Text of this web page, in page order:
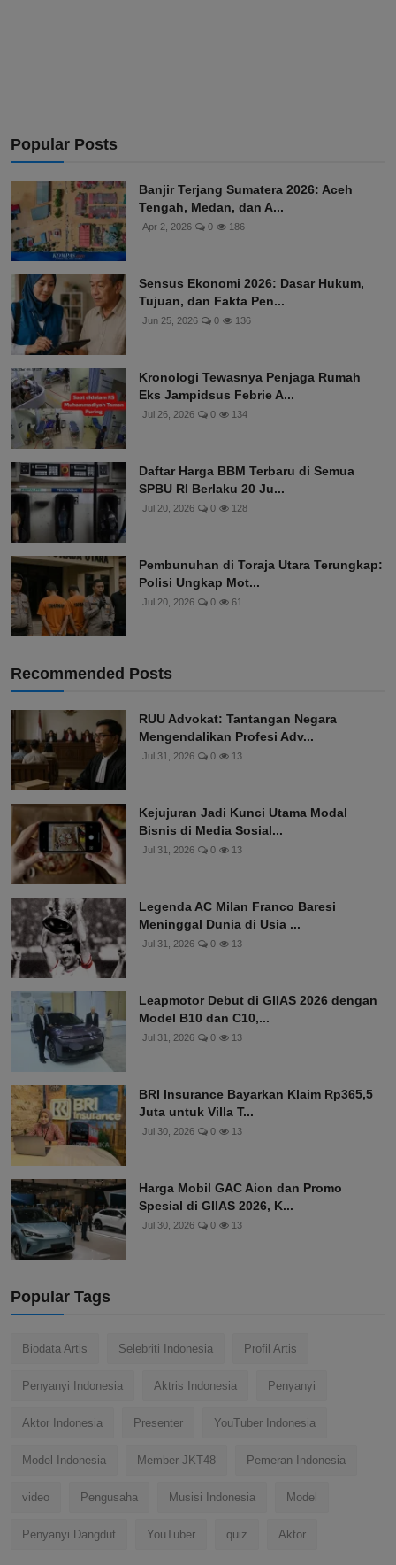
Popular Posts
Banjir Terjang Sumatera 2026: Aceh
Tengah, Medan, dan A...
Apr 2, 2026 0 186
Sensus Ekonomi 2026: Dasar Hukum,
Tujuan, dan Fakta Pen...
Jun 25, 2026 0 136
Kronologi Tewasnya Penjaga Rumah
Eks Jampidsus Febrie A...
Jul 26, 2026 0 134
Daftar Harga BBM Terbaru di Semua
SPBU RI Berlaku 20 Ju...
Jul 20, 2026 0 128
Pembunuhan di Toraja Utara Terungkap:
Polisi Ungkap Mot...
Jul 20, 2026 0 61
Recommended Posts
RUU Advokat: Tantangan Negara
Mengendalikan Profesi Adv...
Jul 31, 2026 0 13
Kejujuran Jadi Kunci Utama Modal
Bisnis di Media Sosial...
Jul 31, 2026 0 13
Legenda AC Milan Franco Baresi
Meninggal Dunia di Usia ...
Jul 31, 2026 0 13
Leapmotor Debut di GIIAS 2026 dengan
Model B10 dan C10,...
Jul 31, 2026 0 13
BRI Insurance Bayarkan Klaim Rp365,5
Juta untuk Villa T...
Jul 30, 2026 0 13
Harga Mobil GAC Aion dan Promo
Spesial di GIIAS 2026, K...
Jul 30, 2026 0 13
Popular Tags
Biodata Artis Selebriti Indonesia Profil Artis
Penyanyi Indonesia Aktris Indonesia Penyanyi
Aktor Indonesia Presenter YouTuber Indonesia
Model Indonesia Member JKT48 Pemeran Indonesia
video Pengusaha Musisi Indonesia Model
Penyanyi Dangdut YouTuber quiz Aktor